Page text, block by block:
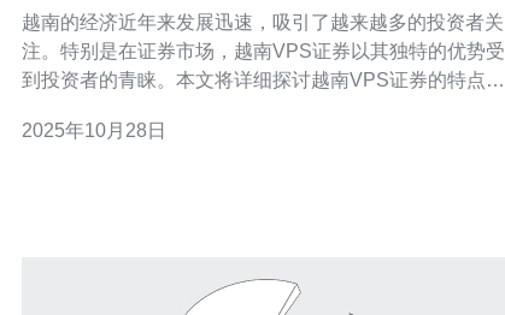
越南的经济近年来发展迅速，吸引了越来越多的投资者关
注。特别是在证券市场，越南VPS证券以其独特的优势受
到投资者的青睐。本文将详细探讨越南VPS证券的特点，
VPS证券相较于其他证券公司，具有几个明显的优势。首
2025年10月28日